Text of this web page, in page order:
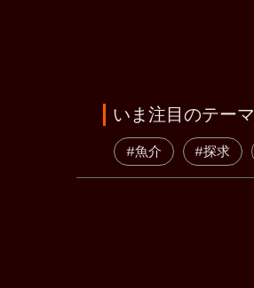
いま注目のテーマ
#魚介 #探求